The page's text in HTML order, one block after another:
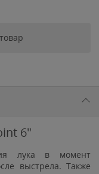
6"
лука в момент
выстрела. Также